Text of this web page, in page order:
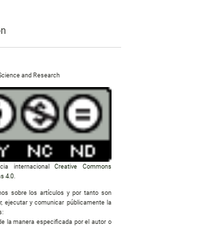
and Research
internacionalCreative Commons
4.0
sobre los artículos y por tanto son
ejecutar y comunicar públicamente la
la manera especificada por el autor o